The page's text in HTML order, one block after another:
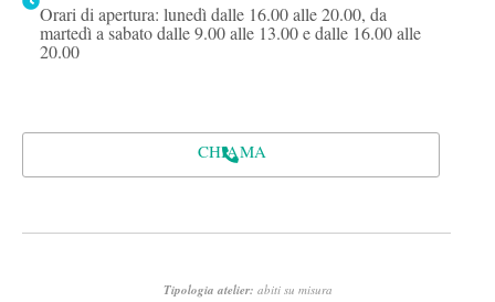
Orari di apertura: lunedì dalle 16.00 alle 20.00, da
martedì a sabato dalle 9.00 alle 13.00 e dalle 16.00 alle
20.00
CHIAMA
Tipologia atelier: abiti su misura